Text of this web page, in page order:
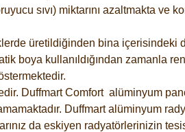
sıvı) miktarını azaltmakta
üretildiğinden bina içerisindeki
boya kullanıldığından zamanla
DuffmartComfort alüminyum
Duffmart alüminyum
da eskiyen radyatörlerinizin